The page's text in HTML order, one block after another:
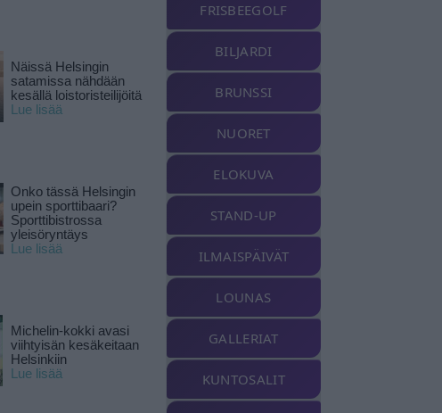
Näissä Helsingin
satamissa nähdään
kesällä loistoristeilijöitä
Lue lisää
Onko tässä Helsingin
upein sporttibaari?
Sporttibistrossa
yleisöryntäys
Lue lisää
Michelin-kokki avasi
viihtyisän kesäkeitaan
Helsinkiin
Lue lisää
FRISBEEGOLF
BILJARDI
BRUNSSI
NUORET
ELOKUVA
STAND-UP
ILMAISPÄIVÄT
LOUNAS
GALLERIAT
KUNTOSALIT